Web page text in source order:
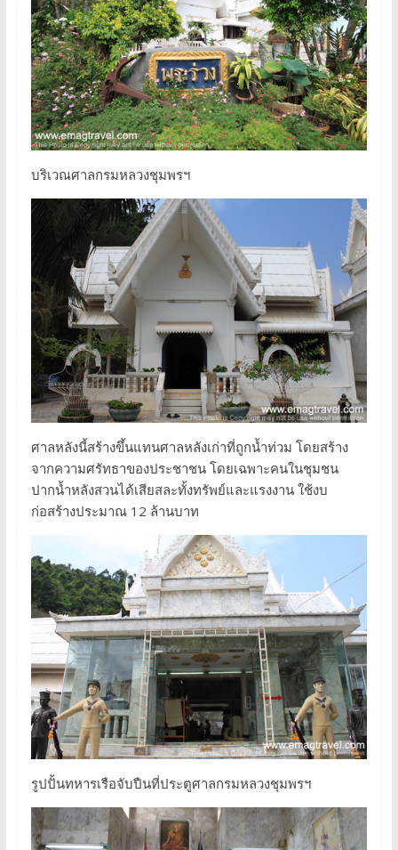
บริเวณศาลกรมหลวงชุมพรฯ
ศาลหลังนี้สร้างขึ้นแทนศาลหลังเก่าที่ถูกน้ำท่วม โดยสร้าง
จากความศรัทธาของประชาชน โดยเฉพาะคนในชุมชน
ปากน้ำหลังสวนได้เสียสละทั้งทรัพย์และแรงงาน ใช้งบ
ก่อสร้างประมาณ 12 ล้านบาท
รูปปั้นทหารเรือจับปืนที่ประตูศาลกรมหลวงชุมพรฯ